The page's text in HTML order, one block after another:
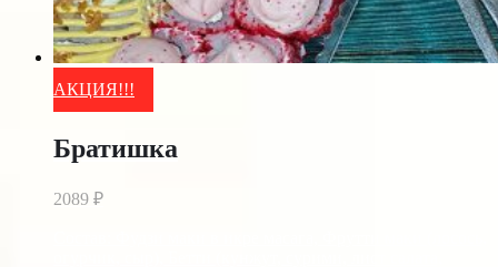
АКЦИЯ!!!
Братишка
2089 ₽